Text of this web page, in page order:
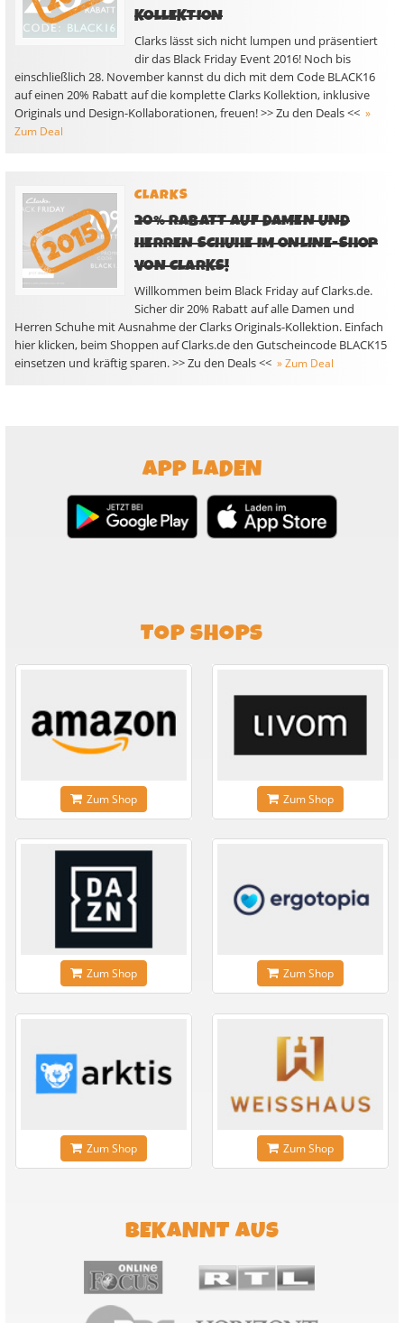
KOLLEKTION
Clarks lässt sich nicht lumpen und präsentiert
dir das Black Friday Event 2016! Noch bis
einschließlich 28. November kannst du dich mit dem Code BLACK16
auf einen 20% Rabatt auf die komplette Clarks Kollektion, inklusive
Originals und Design-Kollaborationen, freuen! >> Zu den Deals << »
Zum Deal
CLARKS
20% RABATT AUF DAMEN UND
HERREN SCHUHE IM ONLINE-SHOP
VON CLARKS!
Willkommen beim Black Friday auf Clarks.de.
Sicher dir 20% Rabatt auf alle Damen und
Herren Schuhe mit Ausnahme der Clarks Originals-Kollektion. Einfach
hier klicken, beim Shoppen auf Clarks.de den Gutscheincode BLACK15
einsetzen und kräftig sparen. >> Zu den Deals << » Zum Deal
APP LADEN
TOP SHOPS
Zum Shop Zum Shop
Zum Shop Zum Shop
Zum Shop Zum Shop
BEKANNT AUS